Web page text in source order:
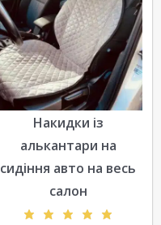
Накидки із
алькантари на
сидіння авто на весь
салон